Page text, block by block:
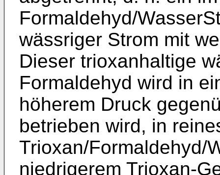
Formaldehyd/
wässriger Strom mit
Dieser trioxanhaltige
Formaldehyd wird in
höherem Druck
betrieben wird, in
Trioxan/Formaldehyd/
niedrigerem Trioxan-